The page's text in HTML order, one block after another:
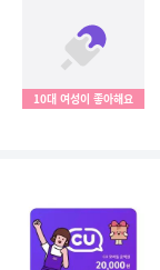
10대 여성이 좋아해요